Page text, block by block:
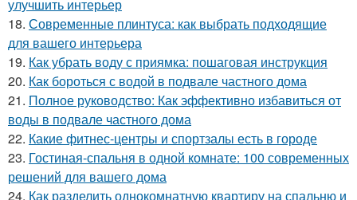
улучшить интерьер
18. Современные плинтуса: как выбрать подходящие
для вашего интерьера
19. Как убрать воду с приямка: пошаговая инструкция
20. Как бороться с водой в подвале частного дома
21. Полное руководство: Как эффективно избавиться от
воды в подвале частного дома
22. Какие фитнес-центры и спортзалы есть в городе
23. Гостиная-спальня в одной комнате: 100 современных
решений для вашего дома
24. Как разделить однокомнатную квартиру на спальню и